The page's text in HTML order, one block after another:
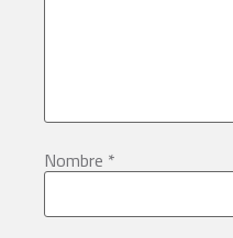
Nombre *